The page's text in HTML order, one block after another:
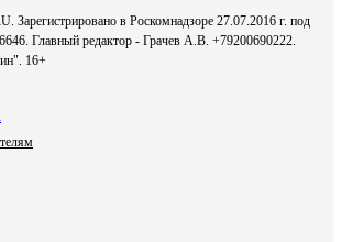
Зарегистрировано в Роскомнадзоре 27.07.2016 г. под
Главный редактор - Грачев А.В. +79200690222.
16+